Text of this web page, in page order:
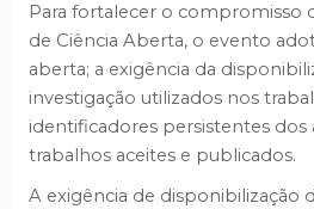
Para fortalecer o compromisso
de Ciência Aberta, o evento
aberta; a exigência da
investigação utilizados nos
identificadores persistentes dos
trabalhos aceites e publicados.
A exigência de disponibilização